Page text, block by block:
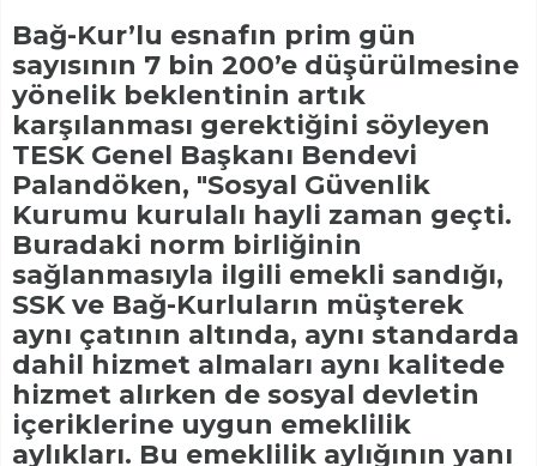
Bağ-Kur’lu esnafın prim gün
sayısının 7 bin 200’e düşürülmesine
yönelik beklentinin artık
karşılanması gerektiğini söyleyen
TESK Genel Başkanı Bendevi
Palandöken, "Sosyal Güvenlik
Kurumu kurulalı hayli zaman geçti.
Buradaki norm birliğinin
sağlanmasıyla ilgili emekli sandığı,
SSK ve Bağ-Kurluların müşterek
aynı çatının altında, aynı standarda
dahil hizmet almaları aynı kalitede
hizmet alırken de sosyal devletin
içeriklerine uygun emeklilik
aylıkları. Bu emeklilik aylığının yanı